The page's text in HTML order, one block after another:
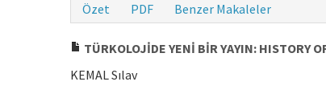
Özet
PDF Benzer Makaleler
TÜRKOLOJİDE YENİ BİR YAYIN: HISTORY
KEMAL Sılav